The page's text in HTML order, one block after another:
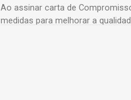
Ao assinar carta de
medidas para melhorar a